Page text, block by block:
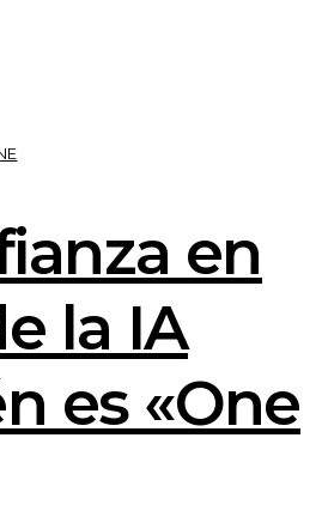
en
la IA
es «One